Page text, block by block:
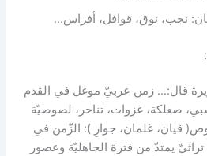
نجب، نوق، قوافل، أفراس…
قال:… زمن عربيّ موغل في القدم
صعلكة، غزوات، تناحر، لصوصيّة
قيان، غلمان، جوارِ ): الزّمن في
يمتدّ من فترة الجاهليّة وعصور